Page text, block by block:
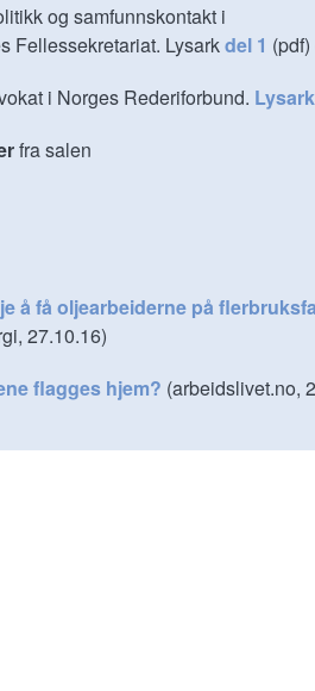
og samfunnskontakt i
Fellessekretariat. Lysarkdel 1 (pdf)
i Norges Rederiforbund. Lysark
fra salen
å få oljearbeiderne på
27.10.16)
flagges hjem? (arbeidslivet.no,